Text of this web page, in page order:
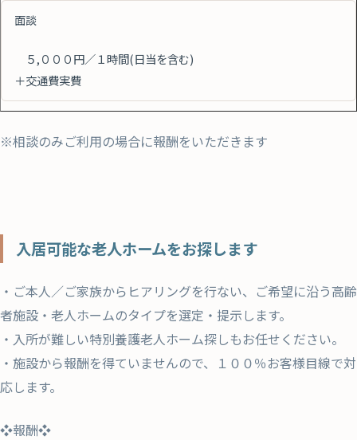
面談
５,０００円／１時間(日当を含む)
＋交通費実費
※相談のみご利用の場合に報酬をいただきます
入居可能な老人ホームをお探します
・ご本人／ご家族からヒアリングを行ない、ご希望に沿う高齢
者施設・老人ホームのタイプを選定・提示します。
・入所が難しい特別養護老人ホーム探しもお任せください。
・施設から報酬を得ていませんので、１００％お客様目線で対
応します。
❖報酬❖